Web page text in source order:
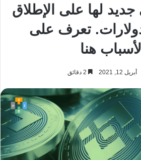
لها على الإطلاق
610 دولارات. تعرف على
الأسباب هنا
أبريل 12, 2021